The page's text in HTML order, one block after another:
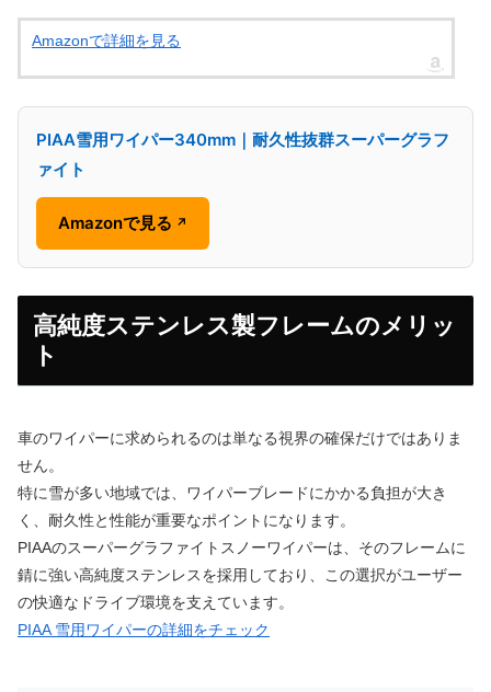
Amazonで詳細を見る
PIAA雪用ワイパー340mm｜耐久性抜群スーパーグラフ
ァイト
Amazonで見る ↗
高純度ステンレス製フレームのメリッ
ト
車のワイパーに求められるのは単なる視界の確保だけではありま
せん。
特に雪が多い地域では、ワイパーブレードにかかる負担が大き
く、耐久性と性能が重要なポイントになります。
PIAAのスーパーグラファイトスノーワイパーは、そのフレームに
錆に強い高純度ステンレスを採用しており、この選択がユーザー
の快適なドライブ環境を支えています。
PIAA 雪用ワイパーの詳細をチェック